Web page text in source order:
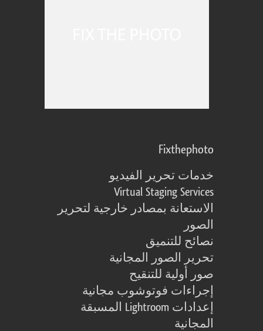
Fixthephoto
خدمات تحرير الفيديو
Virtual Staging Services
الاستعانة بمصادر خارجية لتحرير
الصور
نصائح للتنميق
تحرير الصور المجانية
صور أولية للتنقيح
إجراءات فوتوشوب مجانية
إعدادات Lightroom المسبقة
المجانية